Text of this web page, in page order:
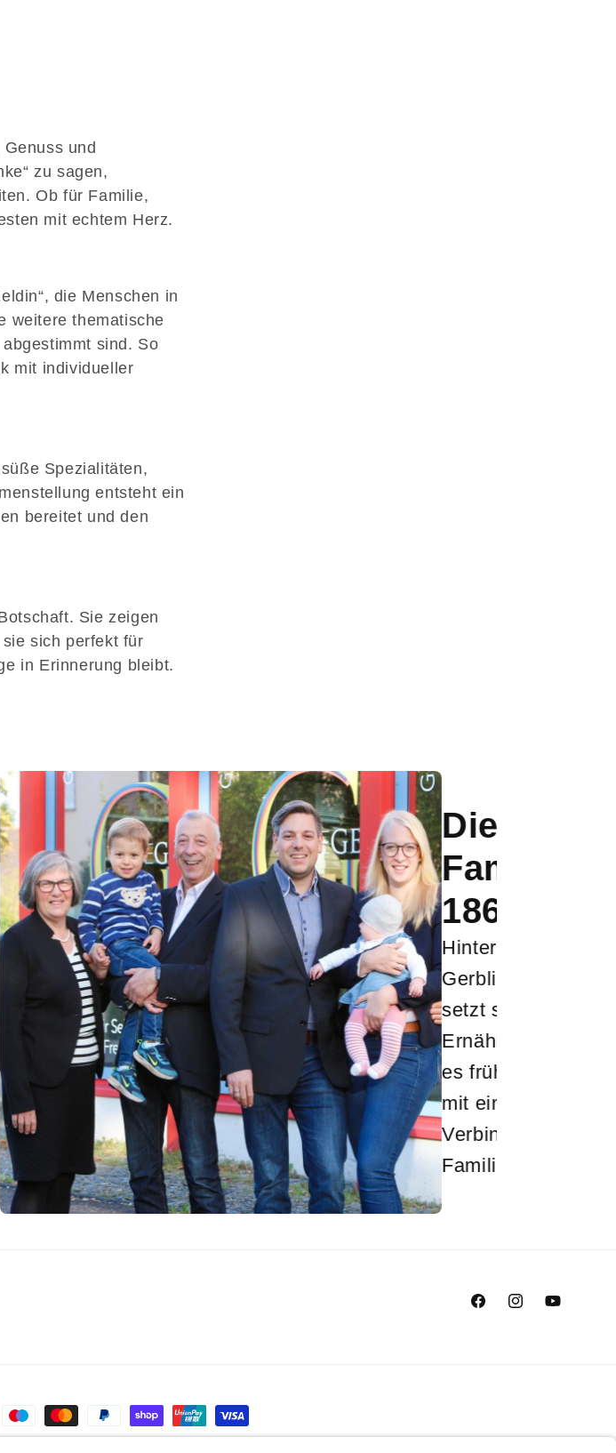
und
zu sagen,
Ob für Familie,
mit echtem Herz.
die Menschen in
weitere thematische
sind. So
mit individueller
Spezialitäten,
entsteht ein
bereitet und den
Sie zeigen
sich perfekt für
in Erinnerung bleibt.
Warum Genial Genießen?
Ganz gleich, ob man Genial Genießen
verschenkt oder für sich selbst, es GEfällt
garantiert und steht nicht rum, sondern wird
GEgessen und GEtrunken weil's
einfach GEschmack hat und GlücksGEfühle
auslöst.
FacebookInstagramYouTube